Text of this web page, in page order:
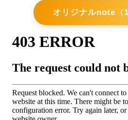
オリジナルnote（1